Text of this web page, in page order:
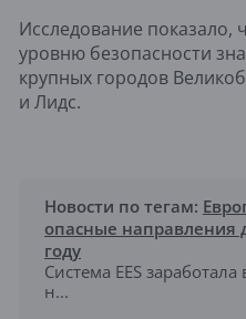
Исследование показало,
уровню безопасности
крупных городов
и Лидс.
Новости по тегам:
опасные направления
году
Система EES
н...